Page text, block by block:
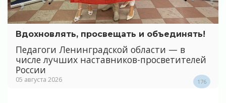
Вдохновлять, просвещать и объединять!
Педагоги Ленинградской области — в
числе лучших наставников-просветителей
России
05 августа 2026 176